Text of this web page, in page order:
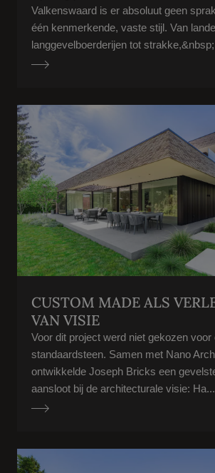
Valkenswaard is er absoluut geen
één kenmerkende, vaste stijl. Van
langgevelboerderijen tot
CUSTOM MADE ALS
VAN VISIE
Voor dit project werd niet gekozen voor
standaardsteen. Samen met Nano
ontwikkelde Joseph Bricks een
aansloot bij de architecturale visie: Ha...